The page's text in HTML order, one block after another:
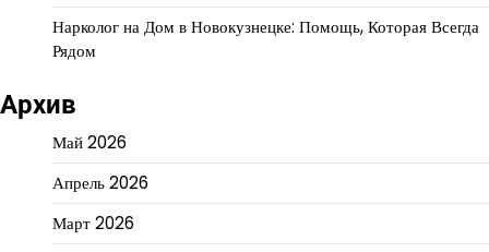
Нарколог на Дом в Новокузнецке: Помощь, Которая Всегда
Рядом
Архив
Май 2026
Апрель 2026
Март 2026